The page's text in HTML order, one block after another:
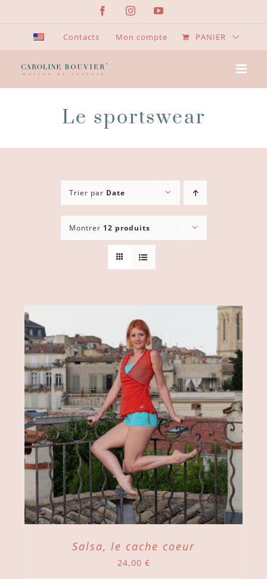
contenu
FacebookInstagramYouTube
Contacts Mon compte PANIER
Le sportswear
Trier par Date
Montrer 12 produits
Salsa, le cache coeur
24,00 €